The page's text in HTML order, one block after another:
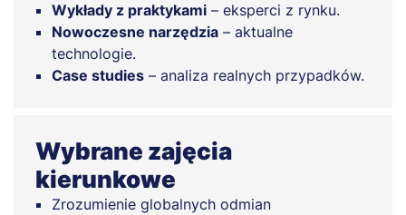
Wykłady z praktykami – eksperci z rynku.
Nowoczesne narzędzia – aktualne
technologie.
Case studies – analiza realnych przypadków.
Wybrane zajęcia
kierunkowe
Zrozumienie globalnych odmian